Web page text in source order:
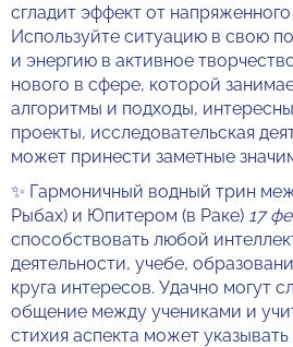
сгладит эффект от напряженного
Используйте ситуацию в свою
и энергию в активное
нового в сфере, которой
алгоритмы и подходы,
проекты, исследовательская
может принести заметные
✨ Гармоничный водный трин
Рыбах) и Юпитером (в Раке) 17
способствовать любой
деятельности, учебе,
круга интересов. Удачно могут
общение между учениками и
стихия аспекта может